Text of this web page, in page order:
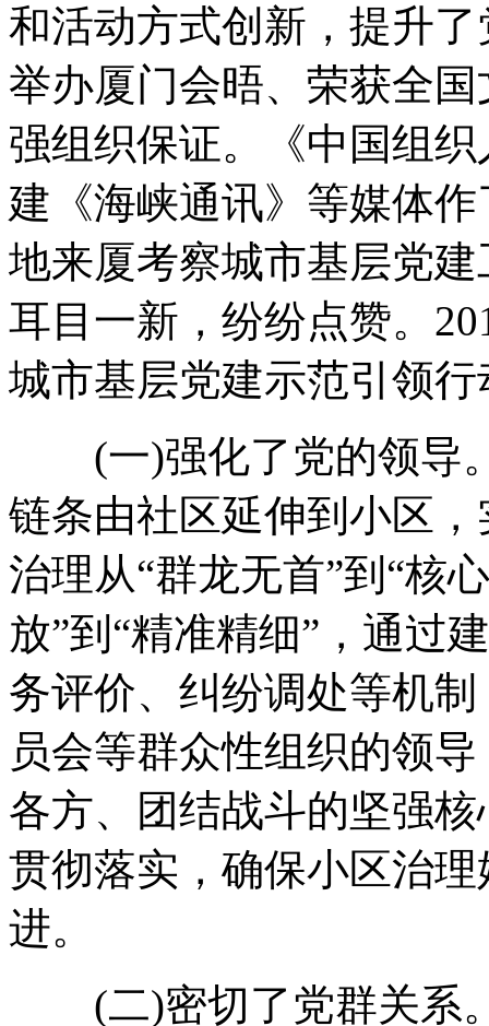
和活动方式创新，提升
举办厦门会晤、荣获全
强组织保证。《中国组
建《海峡通讯》等媒体
地来厦考察城市基层党
耳目一新，纷纷点赞。
城市基层党建示范引领
(一)强化了党的领导
链条由社区延伸到小区
治理从“群龙无首”到“核
放”到“精准精细”，通过
务评价、纠纷调处等机
员会等群众性组织的领
各方、团结战斗的坚强
贯彻落实，确保小区治
进。
(二)密切了党群关系